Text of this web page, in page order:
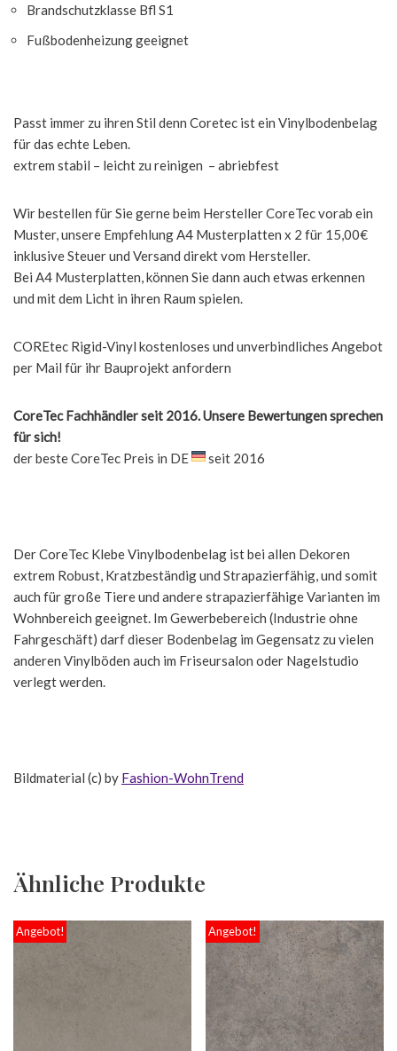
Brandschutzklasse Bfl S1
Fußbodenheizung geeignet
Passt immer zu ihren Stil denn Coretec ist ein Vinylbodenbelag
für das echte Leben.
extrem stabil – leicht zu reinigen – abriebfest
Wir bestellen für Sie gerne beim Hersteller CoreTec vorab ein
Muster, unsere Empfehlung A4 Musterplatten x 2 für 15,00€
inklusive Steuer und Versand direkt vom Hersteller.
Bei A4 Musterplatten, können Sie dann auch etwas erkennen
und mit dem Licht in ihren Raum spielen.
COREtec Rigid-Vinyl kostenloses und unverbindliches Angebot
per Mail für ihr Bauprojekt anfordern
CoreTec Fachhändler seit 2016. Unsere Bewertungen sprechen
für sich!
der beste CoreTec Preis in DE
seit 2016
Der CoreTec Klebe Vinylbodenbelag ist bei allen Dekoren
extrem Robust, Kratzbeständig und Strapazierfähig, und somit
auch für große Tiere und andere strapazierfähige Varianten im
Wohnbereich geeignet. Im Gewerbebereich (Industrie ohne
Fahrgeschäft) darf dieser Bodenbelag im Gegensatz zu vielen
anderen Vinylböden auch im Friseursalon oder Nagelstudio
verlegt werden.
Bildmaterial (c) by Fashion-WohnTrend
Ähnliche Produkte
Angebot! Angebot!